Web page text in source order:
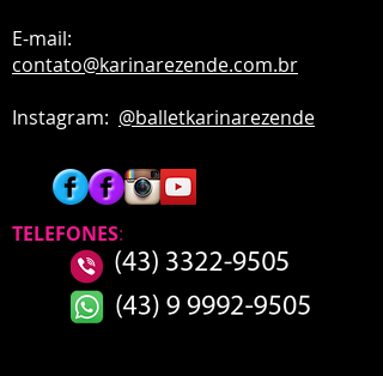
E-mail:
contato@karinarezende.com.br
Instagram: @balletkarinarezende
TELEFONES: